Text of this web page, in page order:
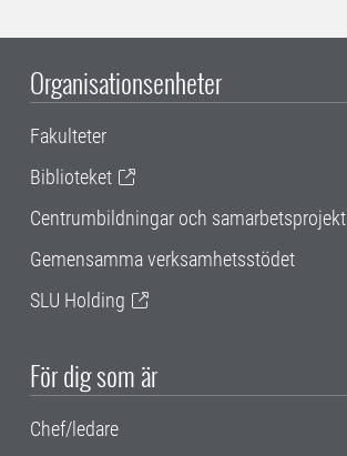
Organisationsenheter
Fakulteter
Biblioteket
Centrumbildningar och samarbetsprojekt
Gemensamma verksamhetsstödet
SLU Holding
För dig som är
Chef/ledare